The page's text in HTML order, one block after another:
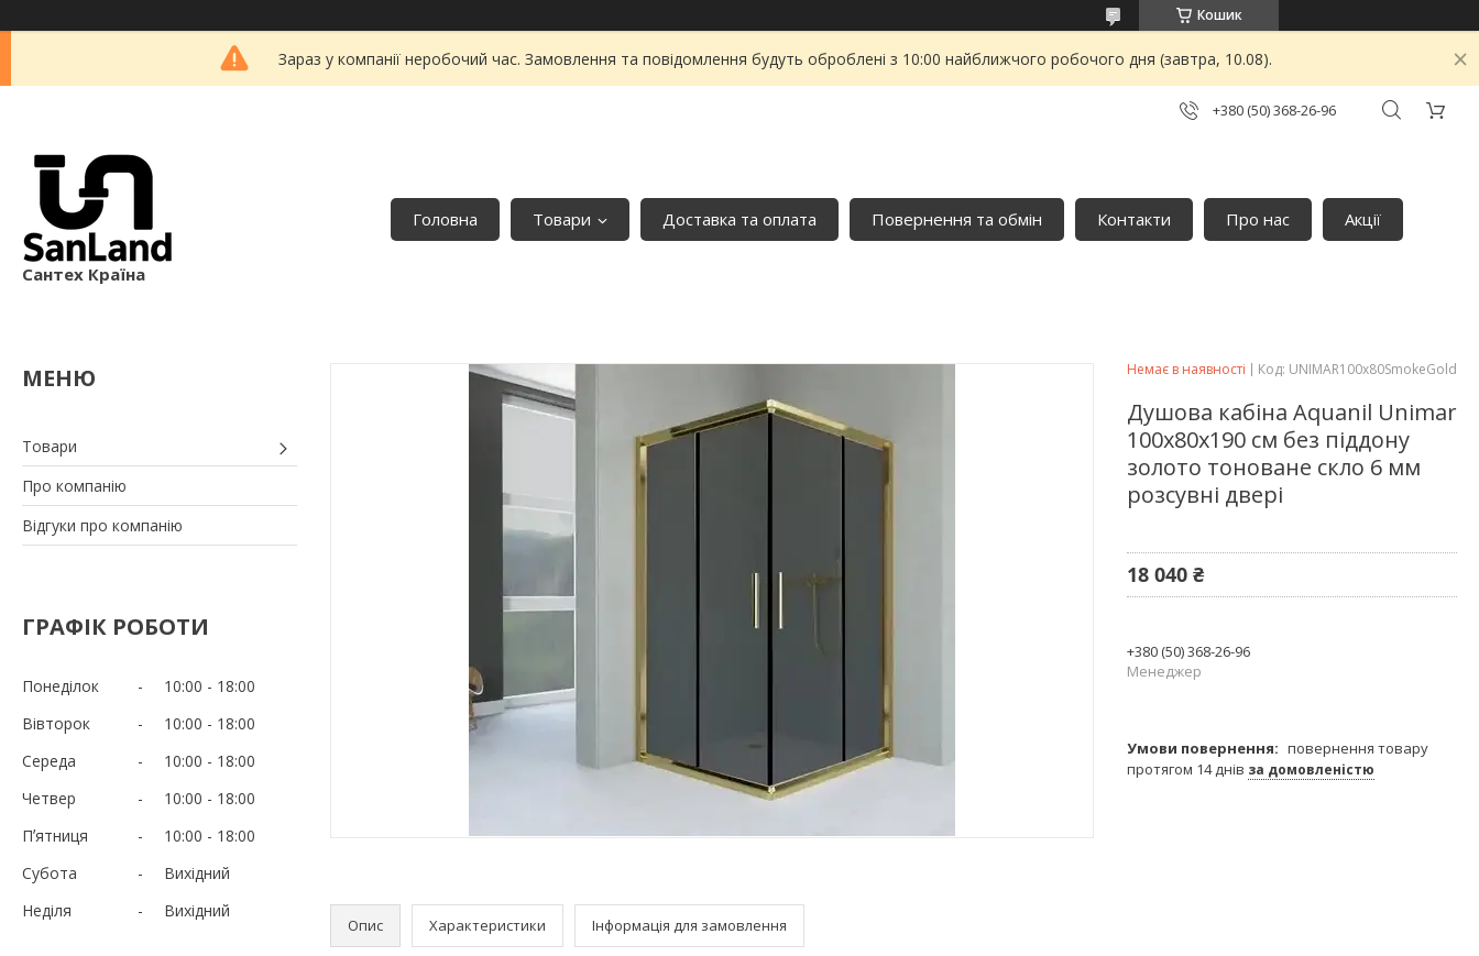
Кошик
Зараз у компанії неробочий час. Замовлення та повідомлення будуть оброблені з 10:00 найближчого робочого дня (завтра, 10.08).
+380 (50) 368-26-96
Сантех Країна
Головна Товари Доставка та оплата Повернення та обмін Контакти Про нас Акції
Товари
Про компанію
Відгуки про компанію
ГРАФІК РОБОТИ
Понеділок 10:00
18:00
Вівторок
10:00
18:00
Середа
10:00
18:00
Четвер
10:00
18:00
Пʼятниця
10:00
18:00
Субота
Вихідний
Неділя
Вихідний
Опис Характеристики Інформація для замовлення
Немає в наявності Код: UNIMAR100х80SmokeGold
Душова кабіна Aquanil Unimar
100х80х190 см без піддону
золото тоноване скло 6 мм
розсувні двері
18 040 ₴
+380 (50) 368-26-96
Менеджер
повернення товару
протягом 14 днів за домовленістю